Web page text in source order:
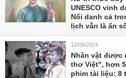
UNESCO vinh
Nổi danh cả
lịch vẫn là ẩn
12/08/2024
Nhân vật được
thơ Việt", hơn
phim tài liệu: 8